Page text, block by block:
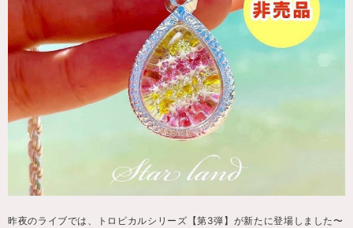
昨夜のライブでは、トロピカルシリーズ【第3弾】が新たに登場しました〜